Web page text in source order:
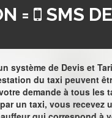
= SMS
système de Devis et
du taxi peuvent
demande à tous les
un taxi, vous recevez